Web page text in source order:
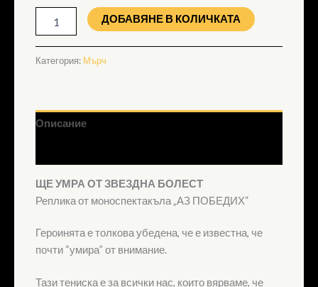
ДОБАВЯНЕ В КОЛИЧКАТА
Категория: Мърч
Описание
ЩЕ УМРА ОТ ЗВЕЗДНА БОЛЕСТ
Реплика от моноспектакъла „АЗ ПОБЕДИХ“
Героинята е толкова убедена, че е известна, че
почти “умира” от внимание.
Тази тениска е за всички нас, които вярваме, че